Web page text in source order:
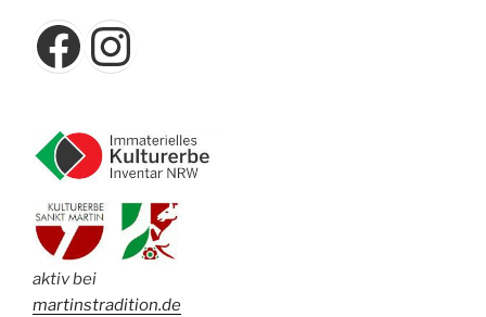
Facebook
Instagram
aktiv bei
martinstradition.de